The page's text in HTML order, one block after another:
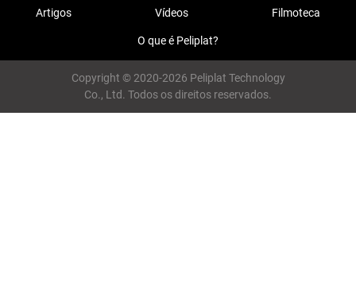
Artigos Vídeos Filmoteca
O que é Peliplat?
Copyright © 2020-2026 Peliplat Technology
Co., Ltd. Todos os direitos reservados.